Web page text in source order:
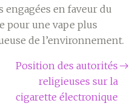
engagées en faveur du
pour une vape plus
de l’environnement.
Position des autorités
religieuses sur la
cigarette électronique